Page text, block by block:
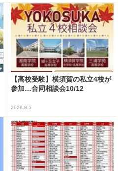
【高校受験】横須賀の私立4校が
参加…合同相談会10/12
2026.8.5